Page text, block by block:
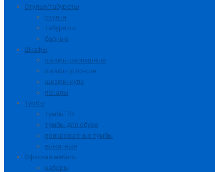
Стулья/табуреты
стулья
табуреты
барные
Шкафы
шкафы распашные
шкафы угловые
шкафы-купе
пеналы
Тумбы
тумбы ТВ
тумбы для обуви
прикроватные тумбы
выкатные
Офисная мебель
наборы